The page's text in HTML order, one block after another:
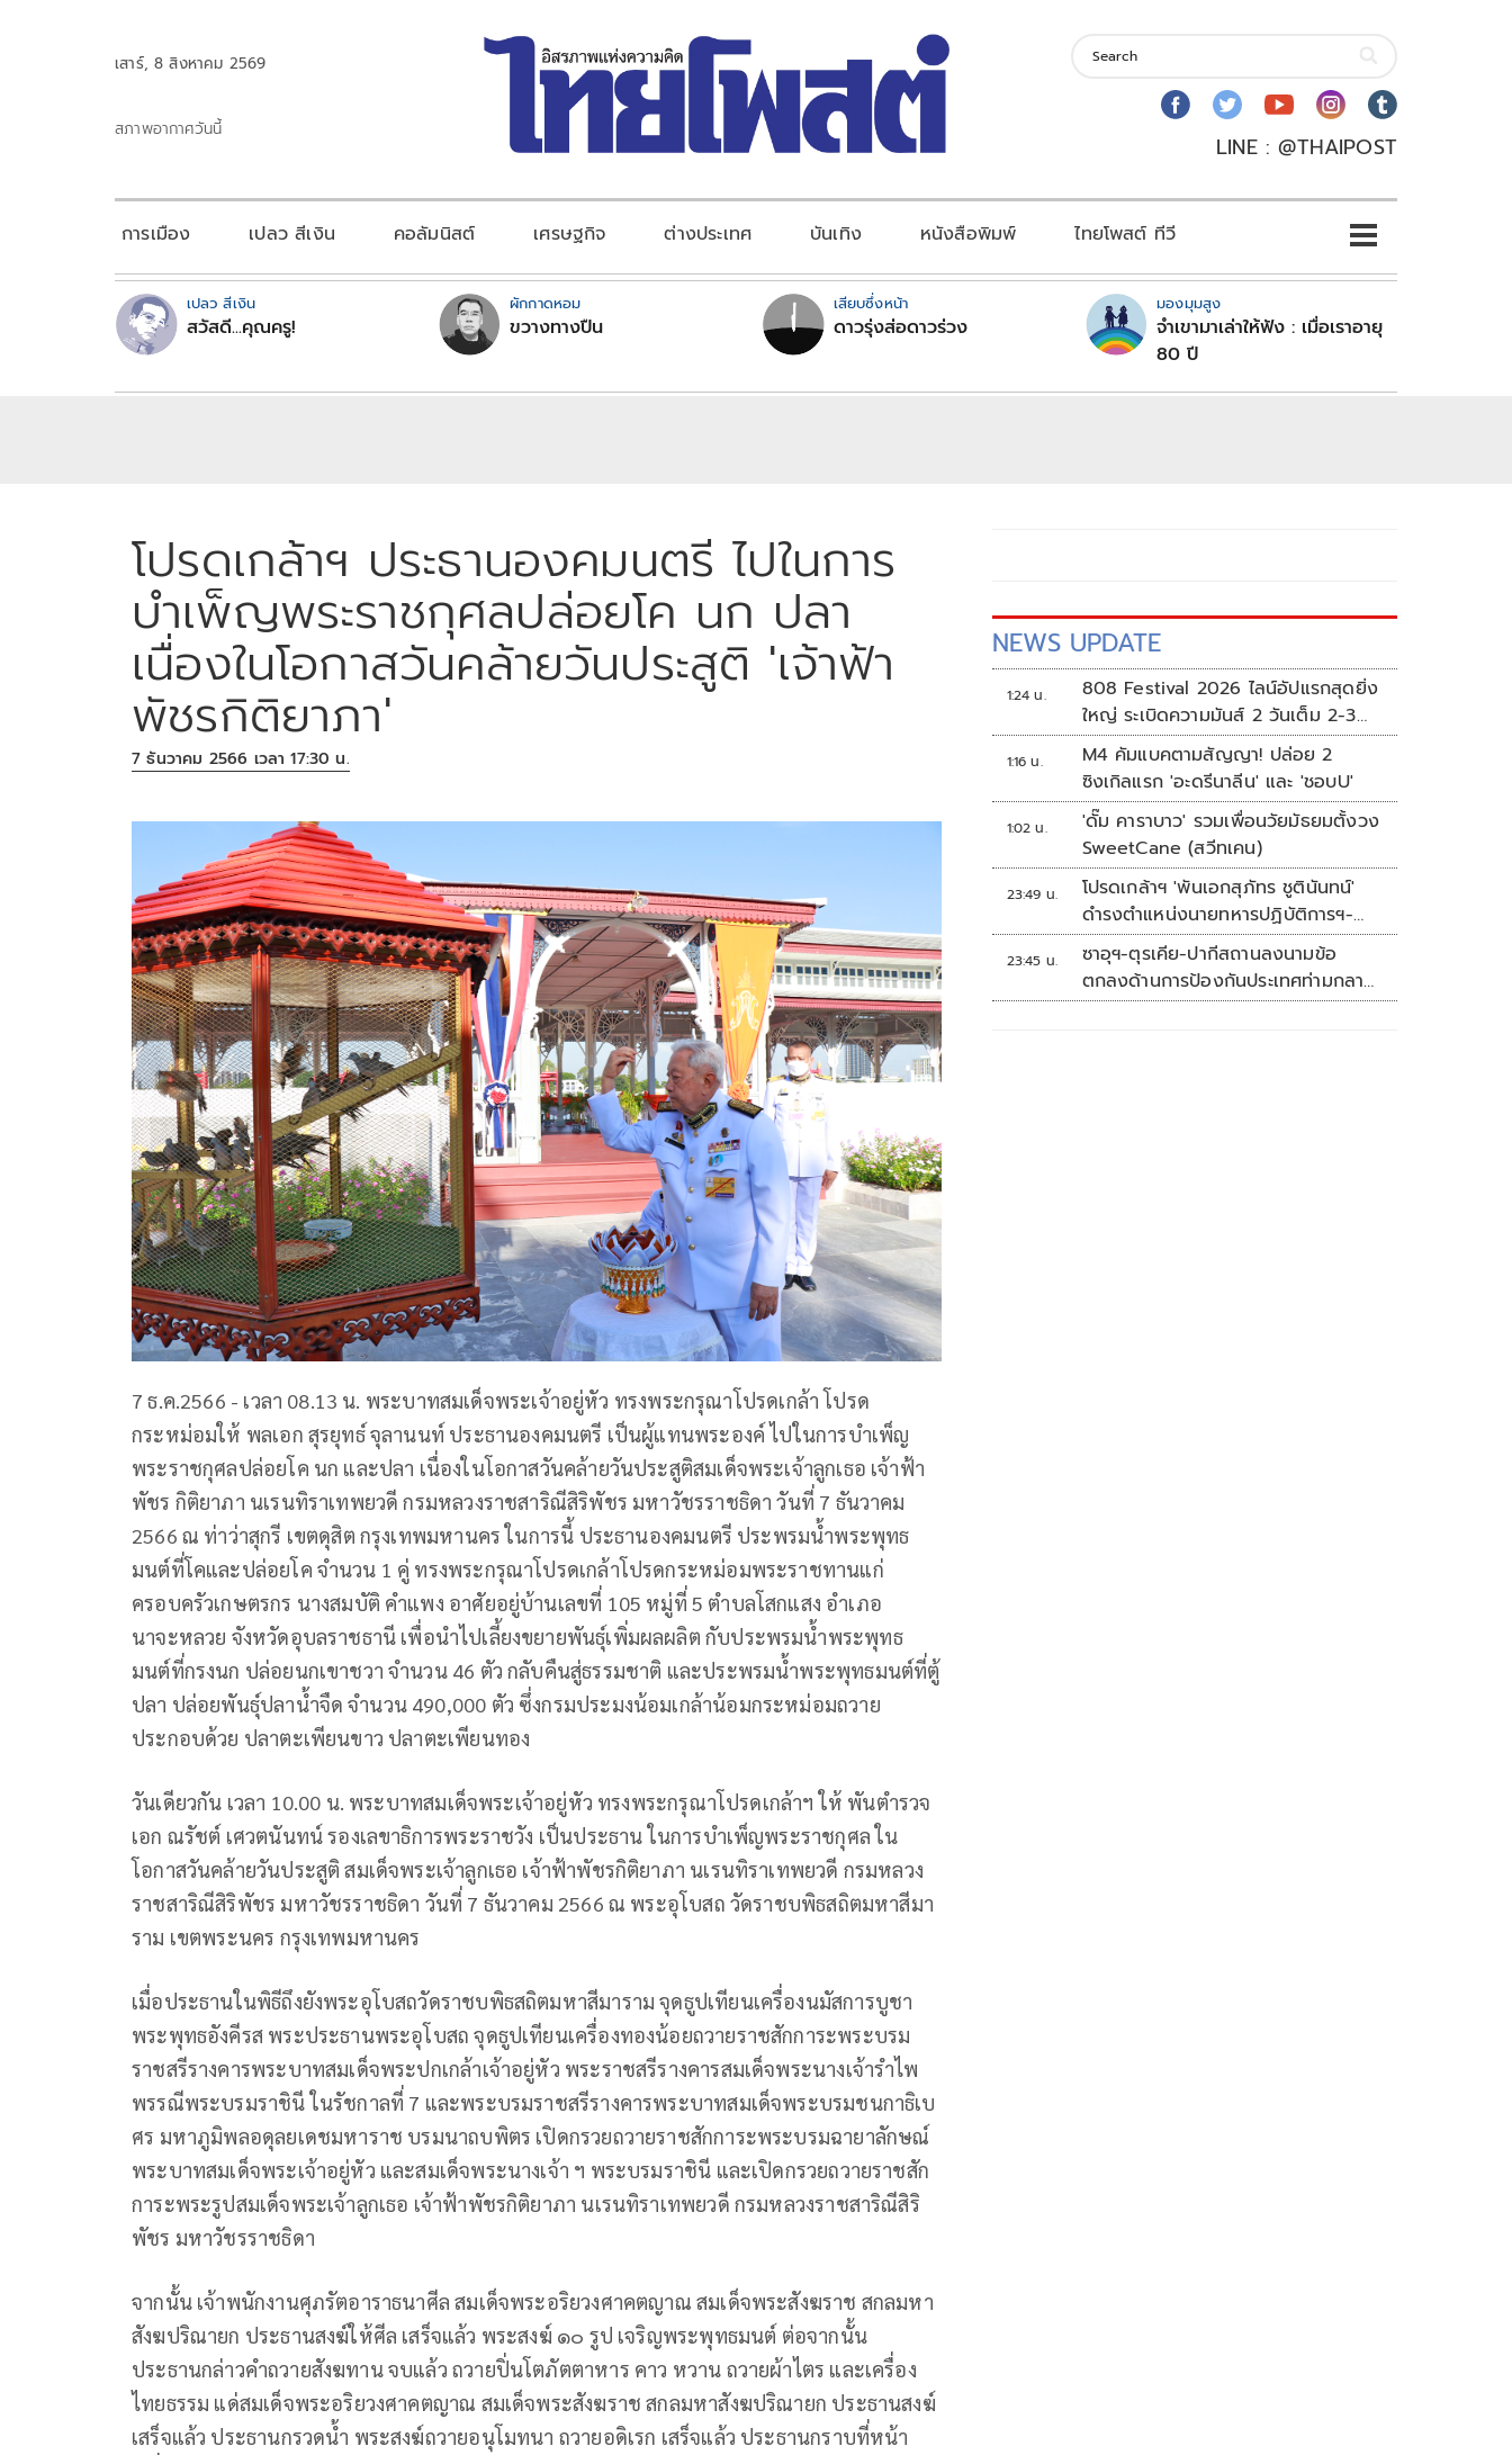
เสาร์, 8 สิงหาคม 2569
สภาพอากาศวันนี้
LINE : @THAIPOST
การเมือง เปลว สีเงิน คอลัมนิสต์ เศรษฐกิจ ต่างประเทศ บันเทิง หนังสือพิมพ์ ไทยโพสต์ ทีวี
เปลว สีเงิน
สวัสดี...คุณครู!
ผักกาดหอม
ขวางทางปืน
เสียบซึ่งหน้า
ดาวรุ่งส่อดาวร่วง
มองมุมสูง
จำเขามาเล่าให้ฟัง : เมื่อเราอายุ
80 ปี
โปรดเกล้าฯ ประธานองคมนตรี ไปในการ
บำเพ็ญพระราชกุศลปล่อยโค นก ปลา
เนื่องในโอกาสวันคล้ายวันประสูติ 'เจ้าฟ้า
พัชรกิติยาภา'
7 ธันวาคม 2566 เวลา 17:30 น.
7 ธ.ค.2566 - เวลา 08.13 น. พระบาทสมเด็จพระเจ้าอยู่หัว ทรงพระกรุณาโปรดเกล้า โปรด
กระหม่อมให้ พลเอก สุรยุทธ์ จุลานนท์ ประธานองคมนตรี เป็นผู้แทนพระองค์ ไปในการบำเพ็ญ
พระราชกุศลปล่อยโค นก และปลา เนื่องในโอกาสวันคล้ายวันประสูติสมเด็จพระเจ้าลูกเธอ เจ้าฟ้า
พัชร กิติยาภา นเรนทิราเทพยวดี กรมหลวงราชสาริณีสิริพัชร มหาวัชรราชธิดา วันที่ 7 ธันวาคม
2566 ณ ท่าว่าสุกรี เขตดุสิต กรุงเทพมหานคร ในการนี้ ประธานองคมนตรี ประพรมน้ำพระพุทธ
มนต์ที่โคและปล่อยโค จำนวน 1 คู่ ทรงพระกรุณาโปรดเกล้าโปรดกระหม่อมพระราชทานแก่
ครอบครัวเกษตรกร นางสมบัติ คำแพง อาศัยอยู่บ้านเลขที่ 105 หมู่ที่ 5 ตำบลโสกแสง อำเภอ
นาจะหลวย จังหวัดอุบลราชธานี เพื่อนำไปเลี้ยงขยายพันธุ์เพิ่มผลผลิต กับประพรมน้ำพระพุทธ
มนต์ที่กรงนก ปล่อยนกเขาชวา จำนวน 46 ตัว กลับคืนสู่ธรรมชาติ และประพรมน้ำพระพุทธมนต์ที่ตู้
ปลา ปล่อยพันธุ์ปลาน้ำจืด จำนวน 490,000 ตัว ซึ่งกรมประมงน้อมเกล้าน้อมกระหม่อมถวาย
ประกอบด้วย ปลาตะเพียนขาว ปลาตะเพียนทอง
วันเดียวกัน เวลา 10.00 น. พระบาทสมเด็จพระเจ้าอยู่หัว ทรงพระกรุณาโปรดเกล้าฯ ให้ พันตำรวจ
เอก ณรัชต์ เศวตนันทน์ รองเลขาธิการพระราชวัง เป็นประธาน ในการบำเพ็ญพระราชกุศล ใน
โอกาสวันคล้ายวันประสูติ สมเด็จพระเจ้าลูกเธอ เจ้าฟ้าพัชรกิติยาภา นเรนทิราเทพยวดี กรมหลวง
ราชสาริณีสิริพัชร มหาวัชรราชธิดา วันที่ 7 ธันวาคม 2566 ณ พระอุโบสถ วัดราชบพิธสถิตมหาสีมา
ราม เขตพระนคร กรุงเทพมหานคร
เมื่อประธานในพิธีถึงยังพระอุโบสถวัดราชบพิธสถิตมหาสีมาราม จุดธูปเทียนเครื่องนมัสการบูชา
พระพุทธอังคีรส พระประธานพระอุโบสถ จุดธูปเทียนเครื่องทองน้อยถวายราชสักการะพระบรม
ราชสรีรางคารพระบาทสมเด็จพระปกเกล้าเจ้าอยู่หัว พระราชสรีรางคารสมเด็จพระนางเจ้ารำไพ
พรรณีพระบรมราชินี ในรัชกาลที่ 7 และพระบรมราชสรีรางคารพระบาทสมเด็จพระบรมชนกาธิเบ
ศร มหาภูมิพลอดุลยเดชมหาราช บรมนาถบพิตร เปิดกรวยถวายราชสักการะพระบรมฉายาลักษณ์
พระบาทสมเด็จพระเจ้าอยู่หัว และสมเด็จพระนางเจ้า ฯ พระบรมราชินี และเปิดกรวยถวายราชสัก
การะพระรูปสมเด็จพระเจ้าลูกเธอ เจ้าฟ้าพัชรกิติยาภา นเรนทิราเทพยวดี กรมหลวงราชสาริณีสิริ
พัชร มหาวัชรราชธิดา
จากนั้น เจ้าพนักงานศุภรัตอาราธนาศีล สมเด็จพระอริยวงศาคตญาณ สมเด็จพระสังฆราช สกลมหา
สังฆปริณายก ประธานสงฆ์ให้ศีล เสร็จแล้ว พระสงฆ์ ๑๐ รูป เจริญพระพุทธมนต์ ต่อจากนั้น
ประธานกล่าวคำถวายสังฆทาน จบแล้ว ถวายปิ่นโตภัตตาหาร คาว หวาน ถวายผ้าไตร และเครื่อง
ไทยธรรม แด่สมเด็จพระอริยวงศาคตญาณ สมเด็จพระสังฆราช สกลมหาสังฆปริณายก ประธานสงฆ์
เสร็จแล้ว ประธานกรวดน้ำ พระสงฆ์ถวายอนุโมทนา ถวายอดิเรก เสร็จแล้ว ประธานกราบที่หน้า
NEWS UPDATE
1:24 น.
808 Festival 2026 ไลน์อัปแรกสุดยิ่ง
ใหญ่ ระเบิดความมันส์ 2 วันเต็ม 2-3
ต.ค.นี้
1:16 น.
M4 คัมแบคตามสัญญา! ปล่อย 2
ซิงเกิลแรก 'อะดรีนาลีน' และ 'ชอบU'
1:02 น.
'ดั๊ม คาราบาว' รวมเพื่อนวัยมัธยมตั้งวง
SweetCane (สวีทเคน)
23:49 น.
โปรดเกล้าฯ 'พันเอกสุภัทร ชูตินันทน์'
ดำรงตำแหน่งนายทหารปฏิบัติการฯ-
พระราชทานยศ 'พลตรี'
23:45 น.
ซาอุฯ-ตุรเคีย-ปากีสถานลงนามข้อ
ตกลงด้านการป้องกันประเทศท่ามกลาง
สงครามในภูมิภาค